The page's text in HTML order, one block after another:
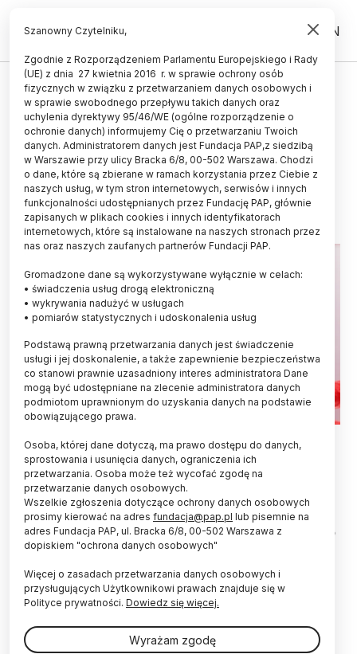
PL EN
ZDROWIE
Zabrze/ 15 proc. przebadanych
dzieci ma zaburzenia gospodarki
lipidowej
24.05.2024
aktualizacja: 24.05.2024
2 minuty czytania
Prawie 15 proc. przebadanych dzieci ma
zaburzenia gospodarki lipidowej - wynika z
podsumowania zabrzańskiej akcji "Lipidogram dla
pierwszaka" przeprowadzonej przez Śląskie
Centrum Chorób Serca. Dzieci, u których wykryto
podwyższone stężenie cholesterolu, zostaną
"U prawie 15 proc. dzieci zaobserwowaliśmy
podwyższony poziom cholesterolu, czyli co siódme
dziecko w populacji Zabrza, w pierwszej klasie ma
Szanowny Czytelniku,
Zgodnie z Rozporządzeniem Parlamentu Europejskiego i Rady
(UE) z dnia 27 kwietnia 2016 r. w sprawie ochrony osób
fizycznych w związku z przetwarzaniem danych osobowych i
w sprawie swobodnego przepływu takich danych oraz
uchylenia dyrektywy 95/46/WE (ogólne rozporządzenie o
ochronie danych) informujemy Cię o przetwarzaniu Twoich
danych. Administratorem danych jest Fundacja PAP,z siedzibą
w Warszawie przy ulicy Bracka 6/8, 00-502 Warszawa. Chodzi
o dane, które są zbierane w ramach korzystania przez Ciebie z
naszych usług, w tym stron internetowych, serwisów i innych
funkcjonalności udostępnianych przez Fundację PAP, głównie
zapisanych w plikach cookies i innych identyfikatorach
internetowych, które są instalowane na naszych stronach przez
nas oraz naszych zaufanych partnerów Fundacji PAP.
Gromadzone dane są wykorzystywane wyłącznie w celach:
• świadczenia usług drogą elektroniczną
• wykrywania nadużyć w usługach
• pomiarów statystycznych i udoskonalenia usług
Podstawą prawną przetwarzania danych jest świadczenie
usługi i jej doskonalenie, a także zapewnienie bezpieczeństwa
co stanowi prawnie uzasadniony interes administratora Dane
mogą być udostępniane na zlecenie administratora danych
podmiotom uprawnionym do uzyskania danych na podstawie
obowiązującego prawa.
Osoba, której dane dotyczą, ma prawo dostępu do danych,
sprostowania i usunięcia danych, ograniczenia ich
przetwarzania. Osoba może też wycofać zgodę na
przetwarzanie danych osobowych.
Wszelkie zgłoszenia dotyczące ochrony danych osobowych
prosimy kierować na adres fundacja@pap.pl lub pisemnie na
adres Fundacja PAP, ul. Bracka 6/8, 00-502 Warszawa z
dopiskiem "ochrona danych osobowych"
Więcej o zasadach przetwarzania danych osobowych i
przysługujących Użytkownikowi prawach znajduje się w
Polityce prywatności. Dowiedz się więcej.
Wyrażam zgodę